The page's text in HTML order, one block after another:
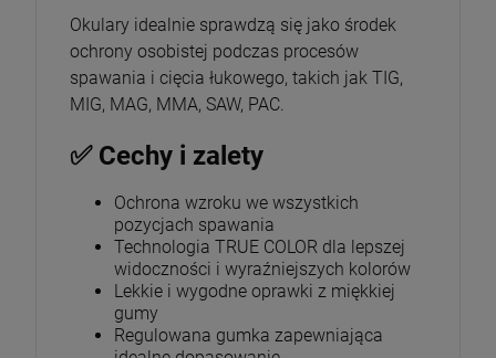
Okulary idealnie sprawdzą się jako środek
ochrony osobistej podczas procesów
spawania i cięcia łukowego, takich jak TIG,
MIG, MAG, MMA, SAW, PAC.
✅ Cechy i zalety
Ochrona wzroku we wszystkich
pozycjach spawania
Technologia TRUE COLOR dla lepszej
widoczności i wyraźniejszych kolorów
Lekkie i wygodne oprawki z miękkiej
gumy
Regulowana gumka zapewniająca